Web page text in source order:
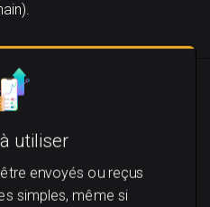
utiliser
envoyés ou reçus
simples, même si